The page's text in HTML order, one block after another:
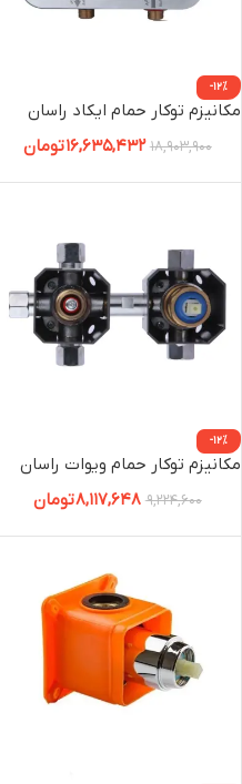
-12%
مکانیزم توکار حمام ایکاد راسان
18,903,900
16,635,432تومان
-12%
مکانیزم توکار حمام ویوات راسان
9,224,600
8,117,648تومان